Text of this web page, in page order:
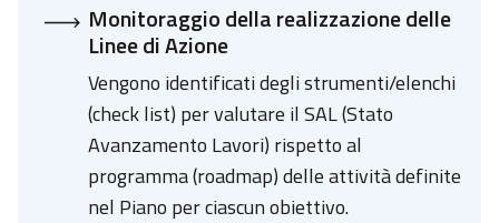
Monitoraggio della realizzazione delle
Linee di Azione
Vengono identificati degli strumenti/elenchi
(check list) per valutare il SAL (Stato
Avanzamento Lavori) rispetto al
programma (roadmap) delle attività definite
nel Piano per ciascun obiettivo.